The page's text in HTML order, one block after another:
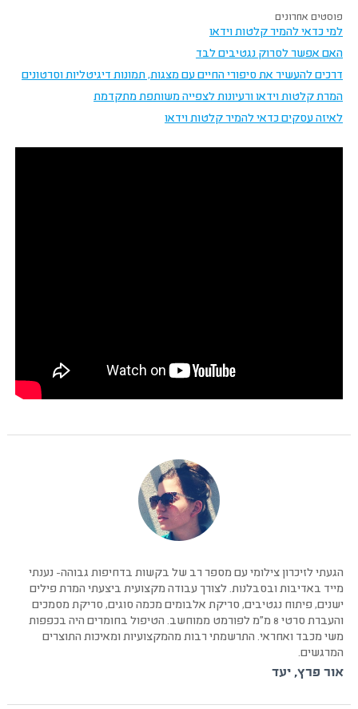
פוסטים אחרונים
למי כדאי להמיר קלטות וידאו
האם אפשר לסרוק נגטיבים לבד
דרכים להעשיר את סיפורי החיים עם מצגות, תמונות דיגיטליות וסרטונים
המרת קלטות וידאו ורעיונות לצפייה משותפת מתקדמת
לאיזה עסקים כדאי להמיר קלטות וידאו
הגעתי לזיכרון צילומי עם מספר רב של בקשות בדחיפות גבוהה- נענתי
מייד באדיבות ובסבלנות. לצורך עבודה מקצועית ביצעתי המרת פילים
ישנים, פיתוח נגטיבים, סריקת אלבומים מכמה סוגים, סריקת מסמכים
והעברת סרטי 8 מ״מ לפורמט ממוחשב. הטיפול בחומרים היה בכפפות
משי מכבד ואחראי. התרשמתי רבות מהמקצועיות ומאיכות התוצרים
המרגשים.
אור פרץ, יעד